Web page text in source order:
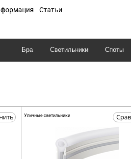
Статьи
Бра Светильники Споты
Уличные светильники